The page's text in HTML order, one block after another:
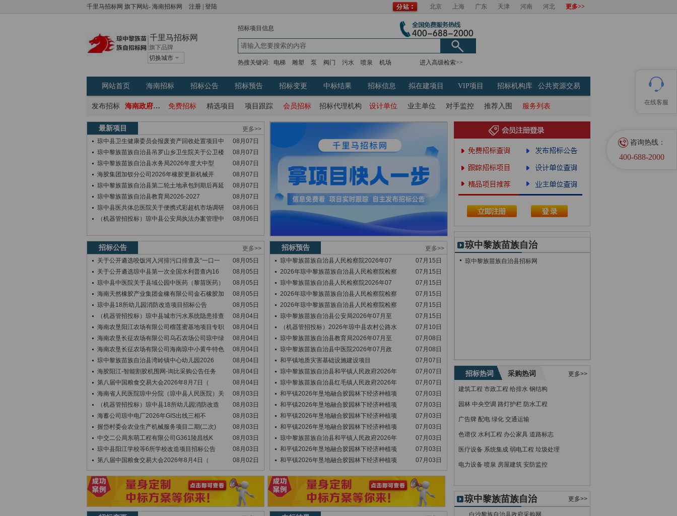
千里马招标网 旗下网站- 海南招标网 注册 登陆 更多>>
河北
河南
天津
广东
上海
北京
千里马招标网
旗下品牌
切换城市
招标项目信息
热搜关键词: 电梯 雕塑 泵 阀门 污水 喷泉 机场 进入高级检索>>
网站首页 海南招标 招标公告 招标预告 招标变更 中标结果 招标信息 拟在建项目 VIP项目 招标机构库 公共资源交易
发布招标 海南政府采购网 免费招标 精选项目 项目跟踪 会员招标 招标代理机构 设计单位 业主单位 对手监控 推荐入围 服务列表
最新项目
更多>>
琼中县卫生健康委员会报废资产回收处置项目中
08月07日
琼中黎族苗族自治县吊罗山乡卫生院关于公卫楼
08月07日
琼中黎族苗族自治县水务局2026年度大中型
08月07日
海胶集团加钗分公司2026年橡胶更新机械开
08月07日
琼中黎族苗族自治县第二轮土地承包到期后再延
08月07日
琼中黎族苗族自治县教育局2026-2027
08月07日
琼中县医共体总医院关于便携式彩超机市场调研
08月06日
（机器管招投标）琼中县公安局执法办案管理中
08月06日
招标公告
更多>>
关于公开遴选咬饭河入河排污口排查及“一口一
08月05日
关于公开遴选琼中县第一次全国水利普查内16
08月05日
琼中县中医院关于县域公园中医药（黎苗医药）
08月05日
海南天然橡胶产业集团金橡有限公司金石橡胶加
08月05日
琼中县18所幼儿园消防改造项目招标公告
08月05日
（机器管招投标）琼中县城市污水系统隐患排查
08月04日
海南农垦阳江农场有限公司榴莲蜜基地项目专职
08月04日
海南农垦长征农场有限公司乌石农场公司琼中绿
08月04日
海南农垦长征农场有限公司海南琼中小黄牛特色
08月04日
琼中黎族苗族自治县湾岭镇中心幼儿园2026
08月04日
海胶阳江-智能割胶机围网-询比采购公告任务
08月04日
第八届中国粮食交易大会2026年8月7日（
08月04日
海南省人民医院琼中分院（琼中县人民医院）关
08月03日
（机器管招投标）琼中县18所幼儿园消防改造
08月03日
海蓄公司琼中电厂2026年GIS出线三相不
08月03日
握岱村委会农业生产机械服务项目二期(二次)
08月03日
中交二公局东萌工程有限公司G361陵昌线K
08月03日
琼中县阳江学校等6所学校改造项目招标公告
08月03日
第八届中国粮食交易大会2026年8月4日（
08月02日
招标预告
更多>>
琼中黎族苗族自治县人民检察院2026年07
07月15日
2026年琼中黎族苗族自治县人民检察院检察
07月15日
琼中黎族苗族自治县人民检察院2026年07
07月15日
2026年琼中黎族苗族自治县人民检察院检察
07月15日
2026年琼中黎族苗族自治县人民检察院检察
07月15日
琼中黎族苗族自治县公安局2026年07月至
07月15日
（机器管招投标）2026年琼中县农村公路水
07月10日
琼中黎族苗族自治县教育局2026年07月至
07月08日
琼中黎族苗族自治县中医院2026年07月政
07月08日
和平镇地质灾害基础设施建设项目
07月07日
琼中黎族苗族自治县和平镇人民政府2026年
07月07日
琼中黎族苗族自治县红毛镇人民政府2026年
07月07日
和平镇2026年垦地融合胶园林下经济种植项
07月03日
和平镇2026年垦地融合胶园林下经济种植项
07月03日
和平镇2026年垦地融合胶园林下经济种植项
07月03日
和平镇2026年垦地融合胶园林下经济种植项
07月03日
琼中黎族苗族自治县和平镇人民政府2026年
07月03日
和平镇2026年垦地融合胶园林下经济种植项
07月03日
和平镇2026年垦地融合胶园林下经济种植项
07月03日
琼中黎族苗族自治
县招标网
琼中黎族苗族自治县招标网
更多>>
招标热词 采购热词
建筑工程 市政工程 给排水 钢结构
园林 中央空调 路灯护栏 防水工程
广告牌 配电 绿化 交通运输
色谱仪 水利工程 办公家具 道路标志
医疗设备 系统集成 弱电工程 垃圾处理
电力设备 喷泉 房屋建筑 安防监控
琼中黎族苗族自治
更多>>
白沙黎族自治县政府采购网
在线客服
咨询热线：
400-688-2000